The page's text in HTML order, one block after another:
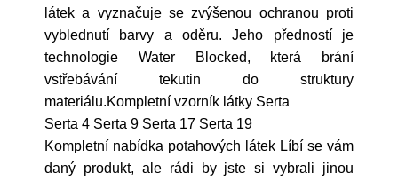
látek a vyznačuje se zvýšenou ochranou proti
vyblednutí barvy a oděru. Jeho předností je
technologie Water Blocked, která brání
vstřebávání tekutin do struktury
materiálu.Kompletní vzorník látky Serta
Serta 4 Serta 9 Serta 17 Serta 19
Kompletní nabídka potahových látek Líbí se vám
daný produkt, ale rádi by jste si vybrali jinou